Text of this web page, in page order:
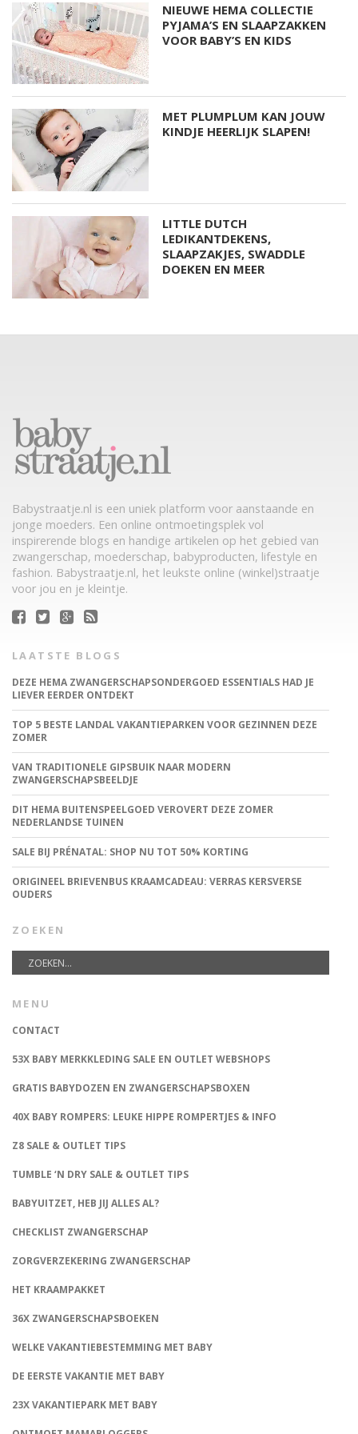
NIEUWE HEMA COLLECTIE
PYJAMA’S EN SLAAPZAKKEN
VOOR BABY’S EN KIDS
MET PLUMPLUM KAN JOUW
KINDJE HEERLIJK SLAPEN!
LITTLE DUTCH
LEDIKANTDEKENS,
SLAAPZAKJES, SWADDLE
DOEKEN EN MEER
Babystraatje.nl is een uniek platform voor aanstaande en
jonge moeders. Een online ontmoetingsplek vol
inspirerende blogs en handige artikelen op het gebied van
zwangerschap, moederschap, babyproducten, lifestyle en
fashion. Babystraatje.nl, het leukste online (winkel)straatje
voor jou en je kleintje.
LAATSTE BLOGS
DEZE HEMA ZWANGERSCHAPSONDERGOED ESSENTIALS HAD JE
LIEVER EERDER ONTDEKT
TOP 5 BESTE LANDAL VAKANTIEPARKEN VOOR GEZINNEN DEZE
ZOMER
VAN TRADITIONELE GIPSBUIK NAAR MODERN
ZWANGERSCHAPSBEELDJE
DIT HEMA BUITENSPEELGOED VEROVERT DEZE ZOMER
NEDERLANDSE TUINEN
SALE BIJ PRÉNATAL: SHOP NU TOT 50% KORTING
ORIGINEEL BRIEVENBUS KRAAMCADEAU: VERRAS KERSVERSE
OUDERS
ZOEKEN
MENU
CONTACT
53X BABY MERKKLEDING SALE EN OUTLET WEBSHOPS
GRATIS BABYDOZEN EN ZWANGERSCHAPSBOXEN
40X BABY ROMPERS: LEUKE HIPPE ROMPERTJES & INFO
Z8 SALE & OUTLET TIPS
TUMBLE ‘N DRY SALE & OUTLET TIPS
BABYUITZET, HEB JIJ ALLES AL?
CHECKLIST ZWANGERSCHAP
ZORGVERZEKERING ZWANGERSCHAP
HET KRAAMPAKKET
36X ZWANGERSCHAPSBOEKEN
WELKE VAKANTIEBESTEMMING MET BABY
DE EERSTE VAKANTIE MET BABY
23X VAKANTIEPARK MET BABY